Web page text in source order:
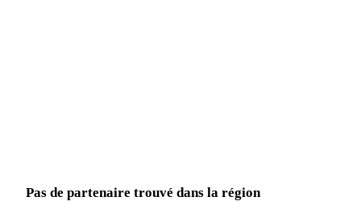
Pas de partenaire trouvé dans la région